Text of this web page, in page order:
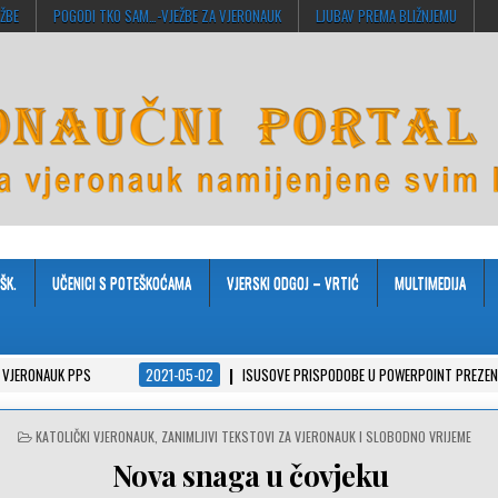
POGODI TKO SAM…-VJEŽBE ZA VJERONAUK LJUBAV PREMA BLIŽNJEMU
UČENICI S POTEŠKOĆAMA VJERSKI ODGOJ – VRTIĆ MULTIMEDIJA
PPS 2021-05-02 ISUSOVE PRISPODOBE U POWERPOINT PREZENTACIJAMA
POSTED
KATOLIČKI VJERONAUK ZANIMLJIVI TEKSTOVI ZA VJERONAUK I SLOBODNO VRIJEME
Nova snaga u čovjeku